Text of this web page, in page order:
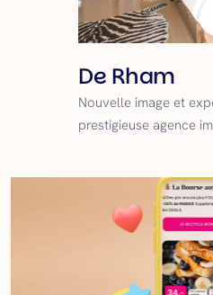
de Rham
Nouvelle image et
prestigieuse agence